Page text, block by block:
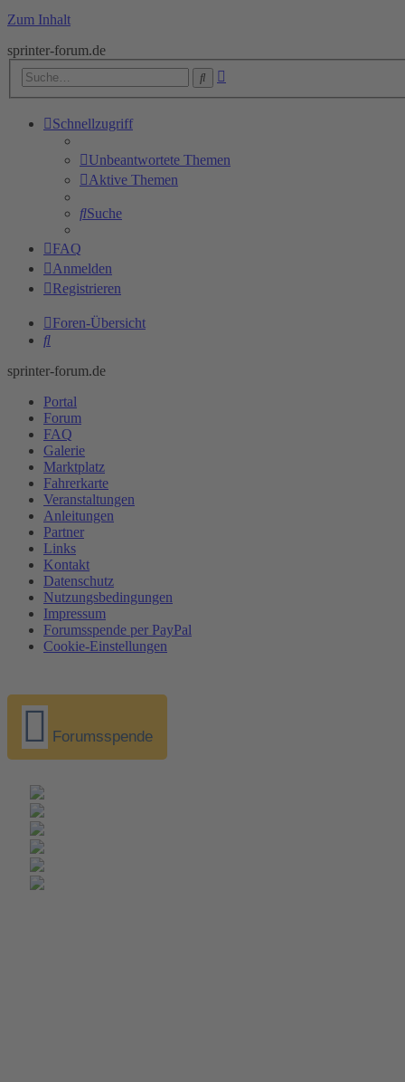
Zum Inhalt
sprinter-forum.de
Suche
Schnellzugriff
Unbeantwortete Themen
Aktive Themen
Suche
FAQ
Anmelden
Registrieren
Foren-Übersicht
Suche
sprinter-forum.de
Portal
Forum
FAQ
Galerie
Marktplatz
Fahrerkarte
Veranstaltungen
Anleitungen
Partner
Links
Kontakt
Datenschutz
Nutzungsbedingungen
Impressum
Forumsspende per PayPal
Cookie-Einstellungen
Forumsspende